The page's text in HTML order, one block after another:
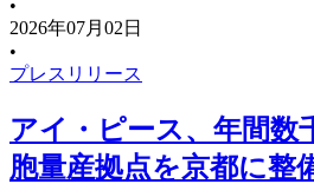
アイ・ピース、年間数
胞量産拠点を京都に整
•
2026年07月02日
•
プレスリリース